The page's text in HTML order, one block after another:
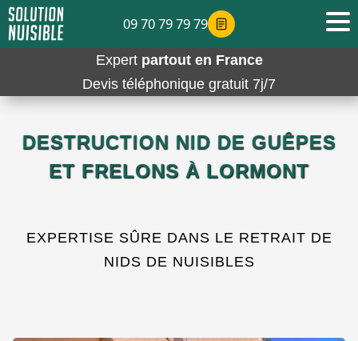
Expert partout en France
Devis téléphonique gratuit 7j/7
DESTRUCTION NID DE GUÊPES
ET FRELONS À LORMONT
EXPERTISE SÛRE DANS LE RETRAIT DE
NIDS DE NUISIBLES
09 70 79 79 79